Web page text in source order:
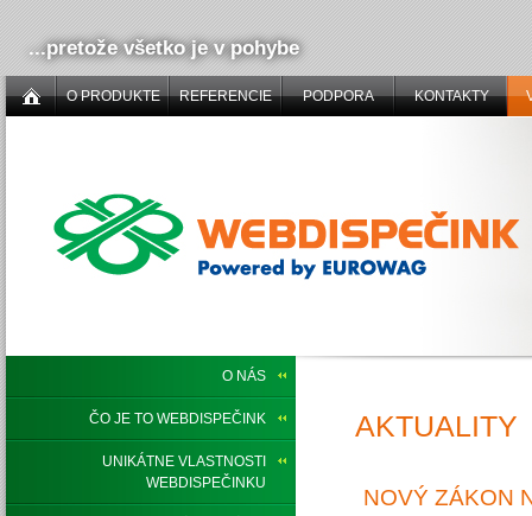
...pretože všetko je v pohybe
O PRODUKTE REFERENCIE PODPORA KONTAKTY
O NÁS
ČO JE TO WEBDISPEČINK
UNIKÁTNE VLASTNOSTI
WEBDISPEČINKU
AKTUALITY
NOVÝ ZÁKON